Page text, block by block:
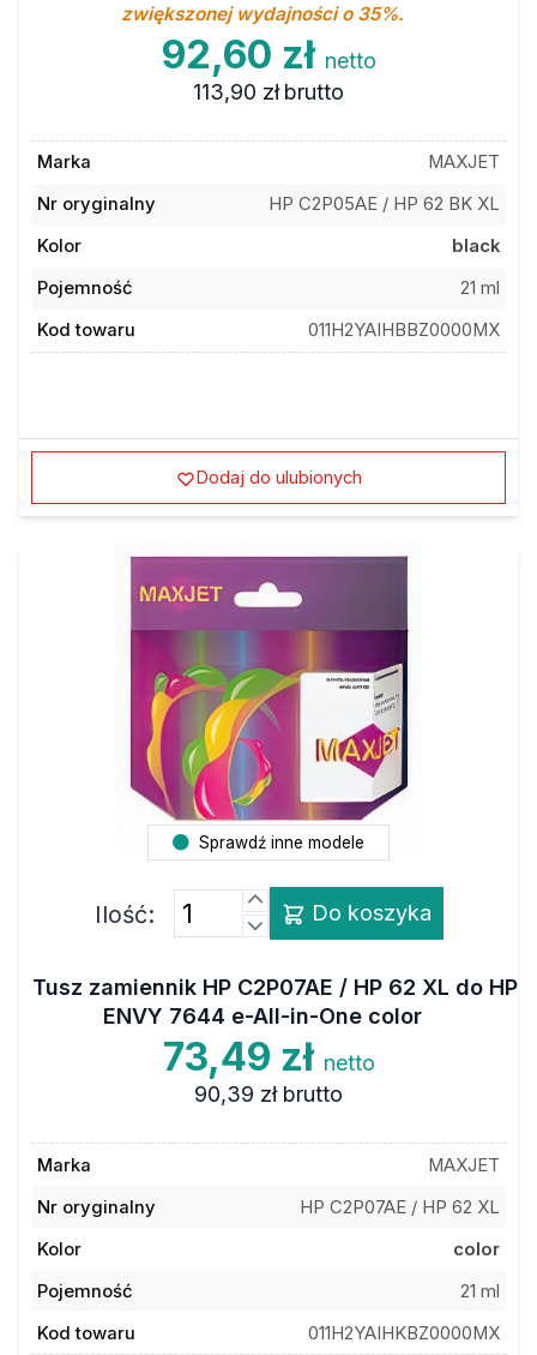
zwiększonej wydajności o 35%.
92,60 zł netto
113,90 zł brutto
Marka
MAXJET
Nr oryginalny
HP C2P05AE / HP 62 BK XL
Kolor
black
Pojemność
21 ml
Kod towaru
011H2YAIHBBZ0000MX
Dodaj do ulubionych
Sprawdź inne modele
Ilość: Do koszyka
Tusz zamiennik HP C2P07AE / HP 62 XL do HP
ENVY 7644 e-All-in-One color
73,49 zł netto
90,39 zł brutto
Marka
MAXJET
Nr oryginalny
HP C2P07AE / HP 62 XL
Kolor
color
Pojemność
21 ml
Kod towaru
011H2YAIHKBZ0000MX